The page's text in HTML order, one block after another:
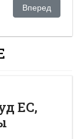
были протесты в
Следующий:
Вперед
ЕС,